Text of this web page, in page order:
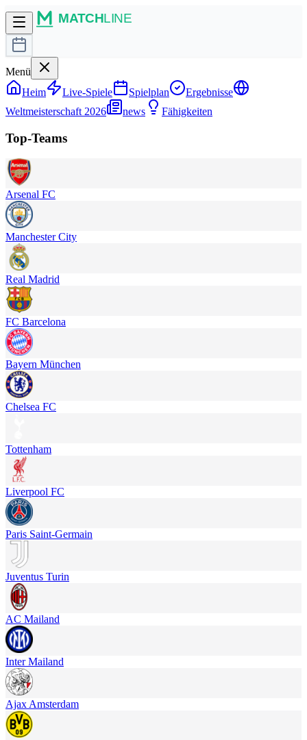
Menü
Heim
Live-Spiele Spielplan
Ergebnisse
Weltmeisterschaft 2026
news Fähigkeiten
Top-Teams
Arsenal FC
Manchester City
Real Madrid
FC Barcelona
Bayern München
Chelsea FC
Tottenham
Liverpool FC
Paris Saint-Germain
Juventus Turin
AC Mailand
Inter Mailand
Ajax Amsterdam